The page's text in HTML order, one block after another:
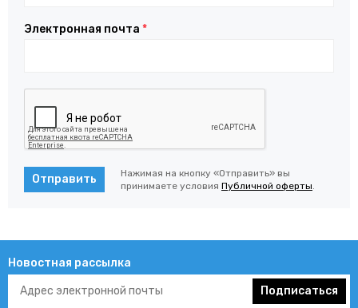
Электронная почта *
Отправить
Нажимая на кнопку «Отправить» вы
принимаете условия Публичной оферты.
Новостная рассылка
Подписаться